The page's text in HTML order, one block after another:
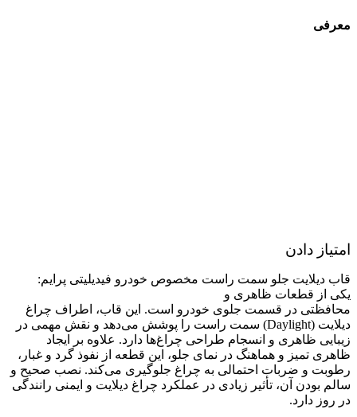
معرفی
امتیاز دادن
قاب دیلایت جلو سمت راست مخصوص خودرو فیدیلیتی پرایم:
یکی از قطعات ظاهری و
محافظتی در قسمت جلوی خودرو است. این قاب، اطراف چراغ
دیلایت (Daylight) سمت راست را پوشش می‌دهد و نقش مهمی در
زیبایی ظاهری و انسجام طراحی چراغ‌ها دارد. علاوه بر ایجاد
ظاهری تمیز و هماهنگ در نمای جلو، این قطعه از نفوذ گرد و غبار،
رطوبت و ضربات احتمالی به چراغ جلوگیری می‌کند. نصب صحیح و
سالم بودن آن، تأثیر زیادی در عملکرد چراغ دیلایت و ایمنی رانندگی
در روز دارد.